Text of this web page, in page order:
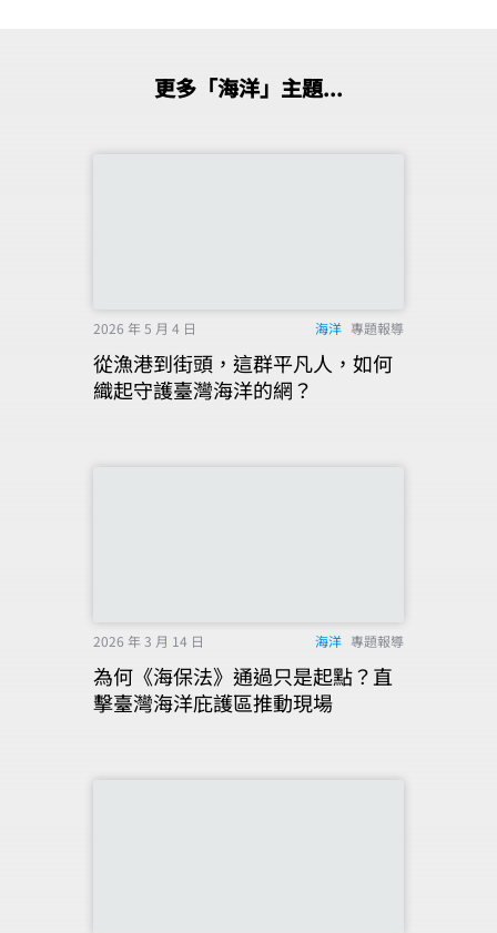
更多「海洋」主題...
2026 年 5 月 4 日 海洋 專題報導
從漁港到街頭，這群平凡人，如何
織起守護臺灣海洋的網？
2026 年 3 月 14 日 海洋 專題報導
為何《海保法》通過只是起點？直
擊臺灣海洋庇護區推動現場